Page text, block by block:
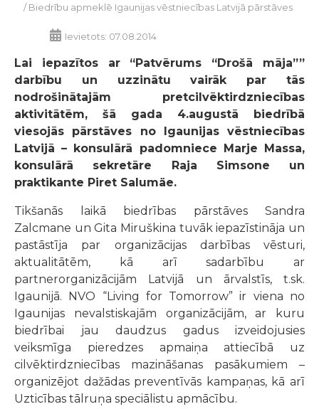
/Biedrību apmeklē Igaunijas vēstniecības Latvijā pārstāves
Ievietots: 07.08.2014
Lai iepazītos ar “Patvērums “Drošā māja””
darbību un uzzinātu vairāk par tās
nodrošinātajām pretcilvēktirdzniecības
aktivitātēm, šā gada 4.augustā biedrībā
viesojās pārstāves no Igaunijas vēstniecības
Latvijā – konsulārā padomniece Marje Massa,
konsulārā sekretāre Raja Simsone un
praktikante Piret Salumäe.
Tikšanās laikā biedrības pārstāves Sandra
Zalcmane un Gita Miruškina tuvāk iepazīstināja un
pastāstīja par organizācijas darbības vēsturi,
aktualitātēm, kā arī sadarbību ar
partnerorganizācijām Latvijā un ārvalstīs, t.sk.
Igaunijā. NVO “Living for Tomorrow” ir viena no
Igaunijas nevalstiskajām organizācijām, ar kuru
biedrībai jau daudzus gadus izveidojusies
veiksmīga pieredzes apmaiņa attiecībā uz
cilvēktirdzniecības mazināšanas pasākumiem –
organizējot dažādas preventīvās kampaņas, kā arī
Uzticības tālruņa speciālistu apmācību.